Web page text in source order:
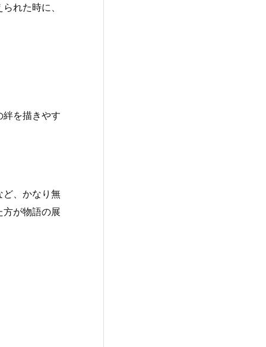
れた時に、
を描きやす
ど、かなり無
が物語の展